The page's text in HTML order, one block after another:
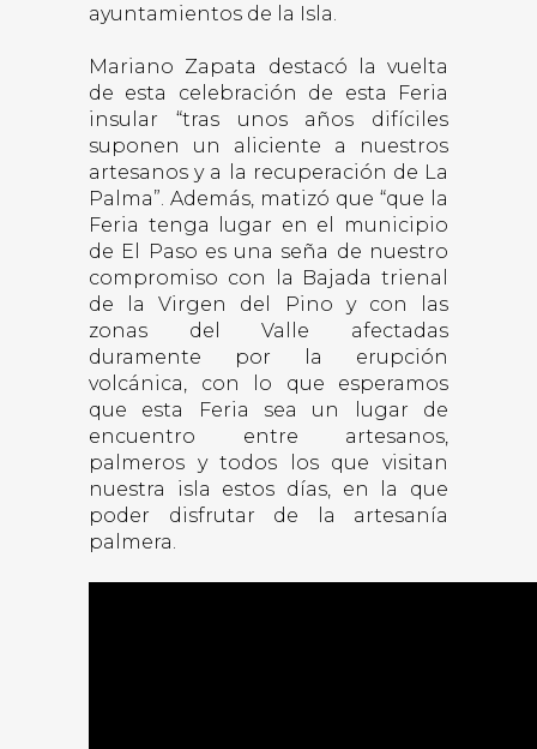
ayuntamientos de la Isla.
Mariano Zapata destacó la vuelta
de esta celebración de esta Feria
insular “tras unos años difíciles
suponen un aliciente a nuestros
artesanos y a la recuperación de La
Palma”. Además, matizó que “que la
Feria tenga lugar en el municipio
de El Paso es una seña de nuestro
compromiso con la Bajada trienal
de la Virgen del Pino y con las
zonas del Valle afectadas
duramente por la erupción
volcánica, con lo que esperamos
que esta Feria sea un lugar de
encuentro entre artesanos,
palmeros y todos los que visitan
nuestra isla estos días, en la que
poder disfrutar de la artesanía
palmera.